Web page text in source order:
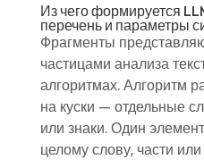
Из чего формируется
перечень и параметры
Фрагменты
частицами анализа
алгоритмах. Алгоритм
на куски — отдельные
или знаки. Один
целому слову, части